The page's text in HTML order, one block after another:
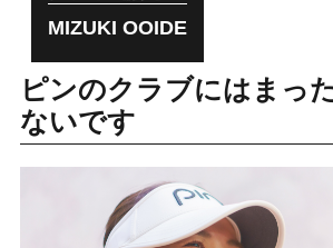
MIZUKI OOIDE
ピンのクラブにはまっ
ないです